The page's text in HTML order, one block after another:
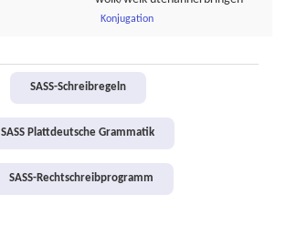
Konjugation
SASS-Schreibregeln
SASS Plattdeutsche Grammatik
SASS-Rechtschreibprogramm